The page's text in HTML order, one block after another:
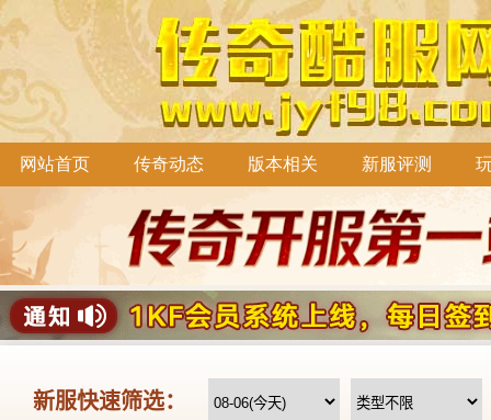
网站首页 传奇动态 版本相关 新服评测